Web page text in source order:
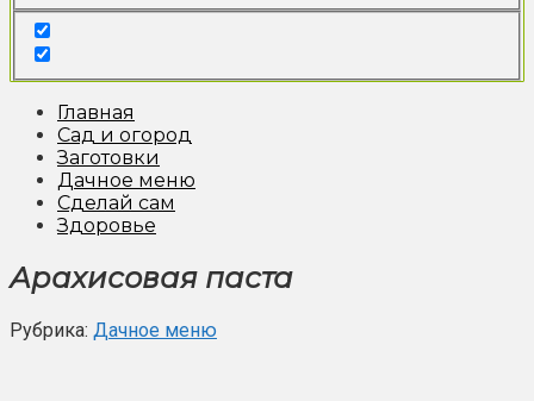
Главная
Сад и огород
Заготовки
Дачное меню
Сделай сам
Здоровье
Арахисовая паста
Рубрика: Дачное меню